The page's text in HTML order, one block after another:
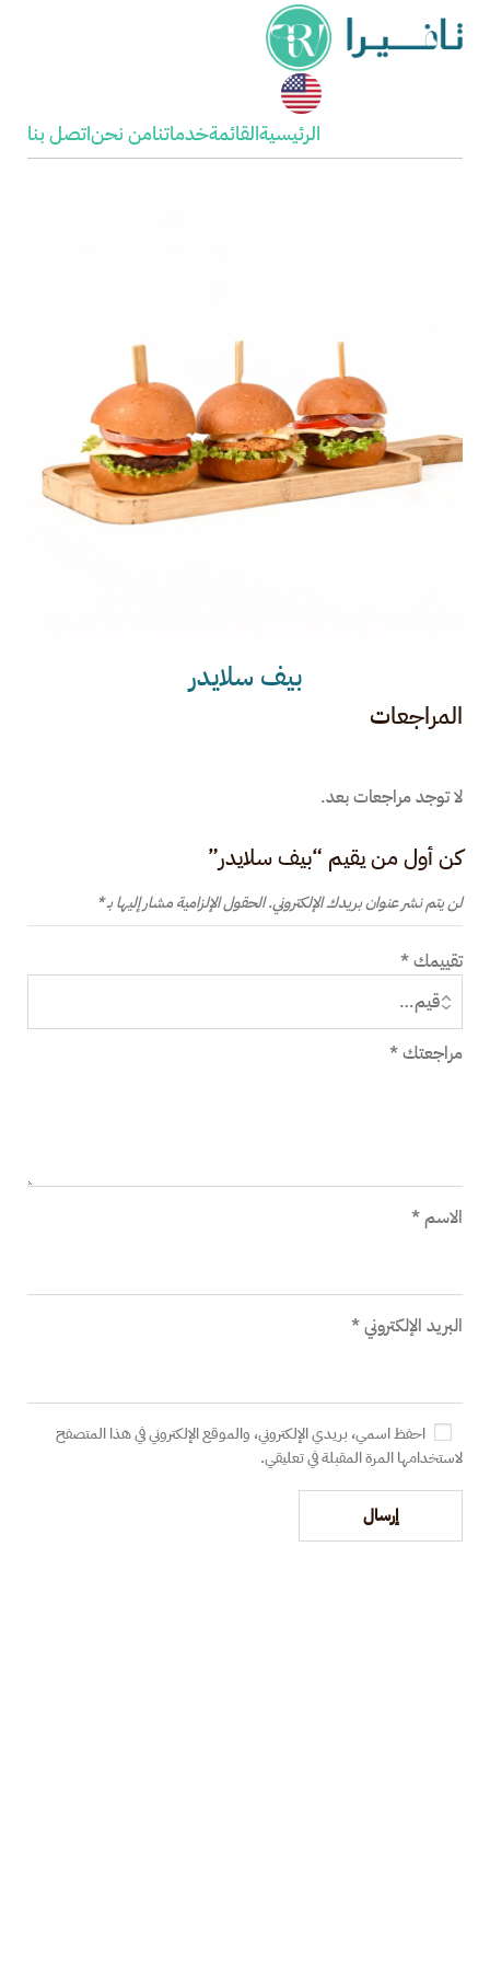
اتصل بنامن نحنخدماتناالقائمةالرئيسية
بيف سلايدر
المراجعات
لا توجد مراجعات بعد.
كن أول من يقيم “بيف سلايدر”
لن يتم نشر عنوان بريدك الإلكتروني.الحقول الإلزامية مشار إليها بـ*
تقييمك*
مراجعتك*
الاسم*
البريد الإلكتروني*
احفظ اسمي، بريدي الإلكتروني، والموقع الإلكتروني في هذا المتصفح
لاستخدامها المرة المقبلة في تعليقي.